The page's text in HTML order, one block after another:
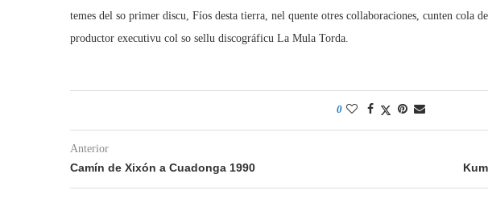
temes del so primer discu, Fíos desta tierra, nel quente otres collaboraciones, cunten cola
productor executivu col so sellu discográficu La Mula Torda.
0
Anterior
Camín de Xixón a Cuadonga 1990